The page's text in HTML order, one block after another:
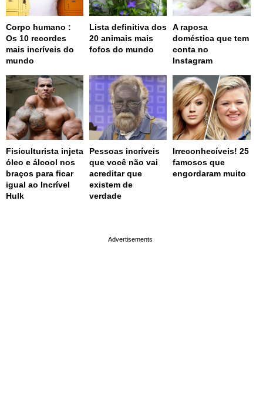
Corpo humano :
Os 10 recordes
mais incríveis do
mundo
Lista definitiva dos
20 animais mais
fofos do mundo
A raposa
doméstica que tem
conta no
Instagram
Fisiculturista injeta
óleo e álcool nos
braços para ficar
igual ao Incrível
Hulk
Pessoas incríveis
que você não vai
acreditar que
existem de
verdade
Irreconhecíveis! 25
famosos que
engordaram muito